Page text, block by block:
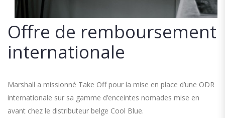
Offre de remboursement
internationale
Marshall a missionné Take Off pour la mise en place d’une ODR
internationale sur sa gamme d’enceintes nomades mise en
avant chez le distributeur belge Cool Blue.